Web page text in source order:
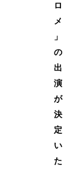
ロ
メ
」
の
出
演
が
決
定
い
た